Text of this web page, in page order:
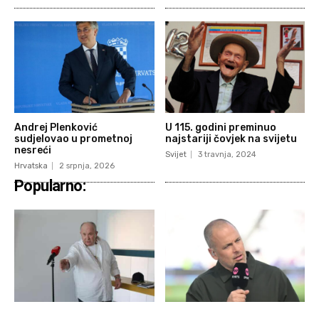
Andrej Plenković
sudjelovao u prometnoj
nesreći
Hrvatska 2 srpnja, 2026
U 115. godini preminuo
najstariji čovjek na svijetu
Svijet 3 travnja, 2024
Popularno: